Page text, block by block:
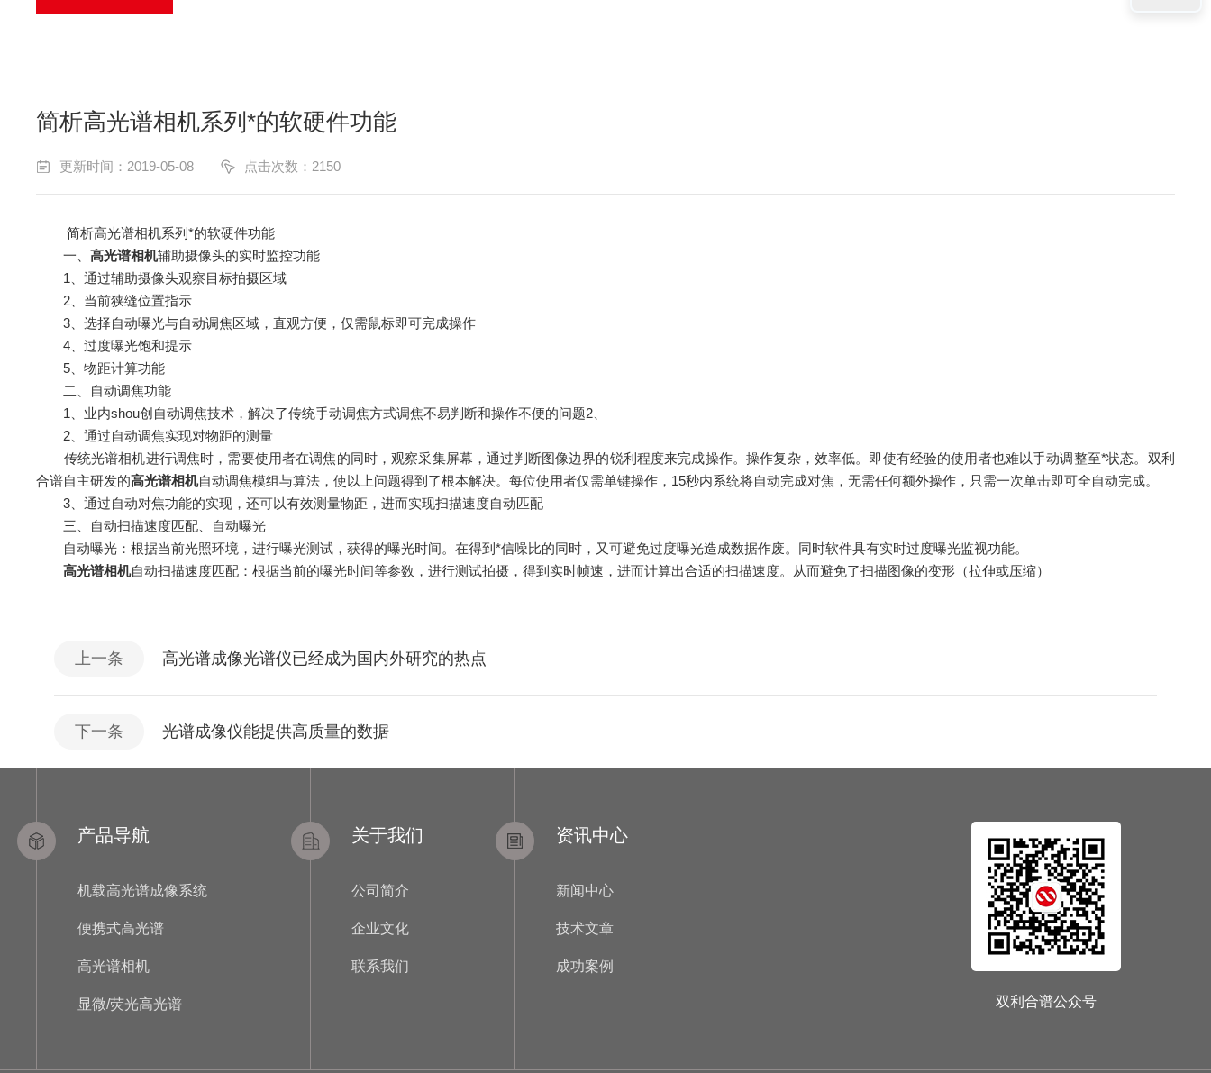
简析高光谱相机系列*的软硬件功能
更新时间：2019-05-08 点击次数：2150
简析高光谱相机系列*的软硬件功能
一、高光谱相机辅助摄像头的实时监控功能
1、通过辅助摄像头观察目标拍摄区域
2、当前狭缝位置指示
3、选择自动曝光与自动调焦区域，直观方便，仅需鼠标即可完成操作
4、过度曝光饱和提示
5、物距计算功能
二、自动调焦功能
1、业内shou创自动调焦技术，解决了传统手动调焦方式调焦不易判断和操作不便的问题2、
2、通过自动调焦实现对物距的测量
传统光谱相机进行调焦时，需要使用者在调焦的同时，观察采集屏幕，通过判断图像边界的锐利程度来完成操作。操作复杂，效率低。即使有经验的使用者也难以手动调整至*状态。双利
合谱自主研发的高光谱相机自动调焦模组与算法，使以上问题得到了根本解决。每位使用者仅需单键操作，15秒内系统将自动完成对焦，无需任何额外操作，只需一次单击即可全自动完成。
3、通过自动对焦功能的实现，还可以有效测量物距，进而实现扫描速度自动匹配
三、自动扫描速度匹配、自动曝光
自动曝光：根据当前光照环境，进行曝光测试，获得的曝光时间。在得到*信噪比的同时，又可避免过度曝光造成数据作废。同时软件具有实时过度曝光监视功能。
高光谱相机自动扫描速度匹配：根据当前的曝光时间等参数，进行测试拍摄，得到实时帧速，进而计算出合适的扫描速度。从而避免了扫描图像的变形（拉伸或压缩）
上一条 高光谱成像光谱仪已经成为国内外研究的热点
下一条 光谱成像仪能提供高质量的数据
产品导航
机载高光谱成像系统
便携式高光谱
高光谱相机
显微/荧光高光谱
关于我们
公司简介
企业文化
联系我们
资讯中心
新闻中心
技术文章
成功案例
双利合谱公众号